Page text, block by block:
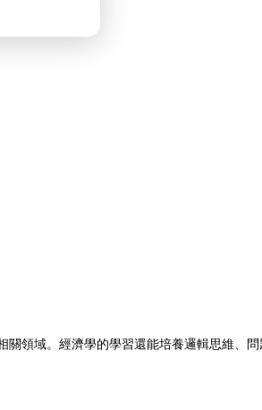
領域。經濟學的學習還能培養邏輯思維、